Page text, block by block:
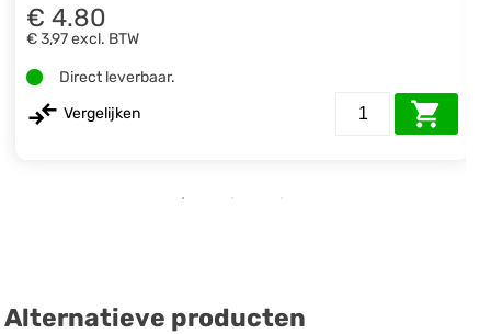
€ 4.80
€ 3,97excl. BTW
Direct leverbaar.
Vergelijken
Alternatieve producten